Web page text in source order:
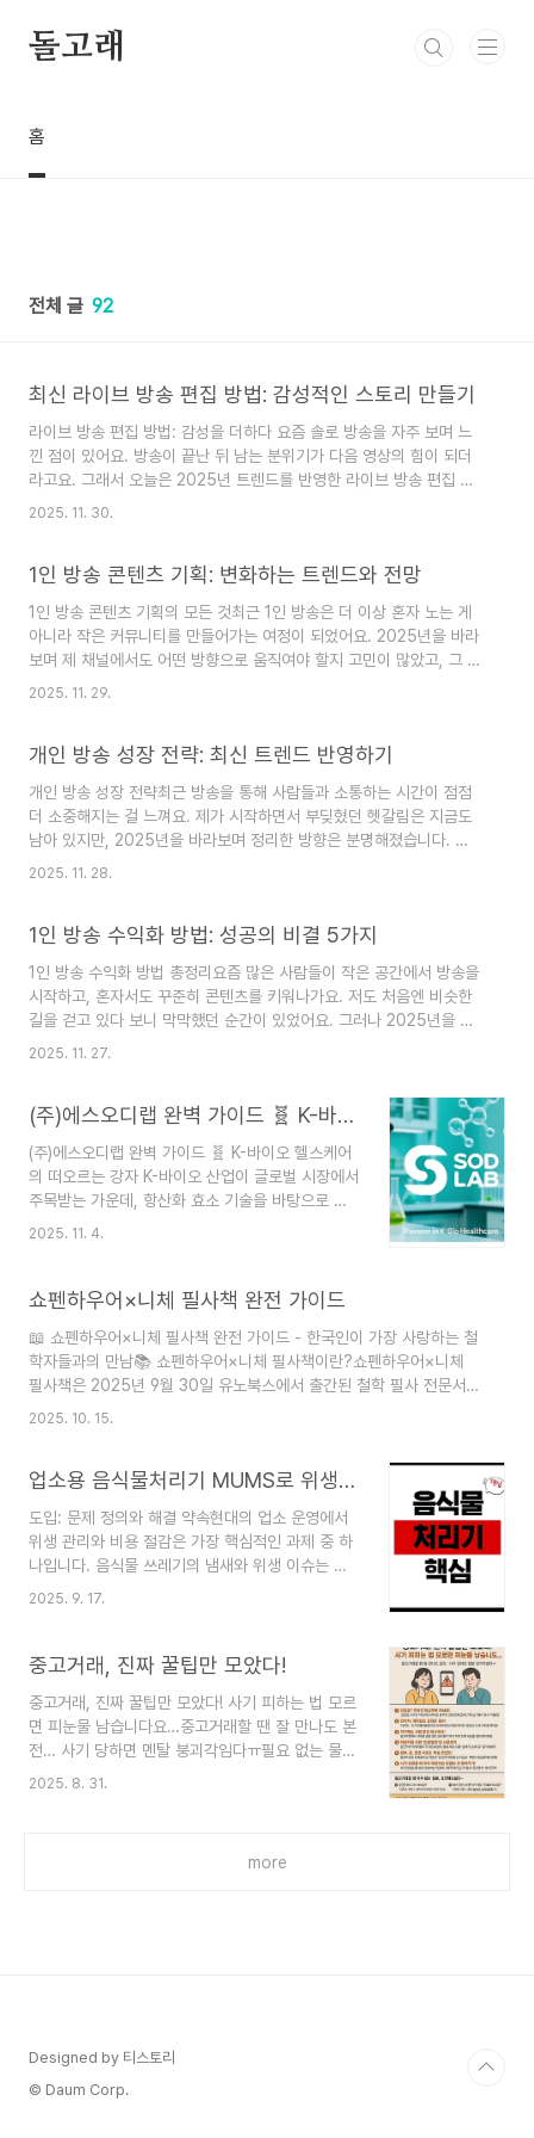
돌고래
홈
전체 글 92
최신 라이브 방송 편집 방법: 감성적인 스토리 만들기
라이브 방송 편집 방법: 감성을 더하다 요즘 솔로 방송을 자주 보며 느
낀 점이 있어요. 방송이 끝난 뒤 남는 분위기가 다음 영상의 힘이 되더
라고요. 그래서 오늘은 2025년 트렌드를 반영한 라이브 방송 편집 방
법을 친구에게 이야기하듯 편하게 풀어볼게요. 작은 편집 습관이 당신
은 금방 산만해질 수 있어요. 이럴 때 편집은 핵심 메시지와 분위기를
부분은 짧은 컷으로 연결하면 흐름이 매끄러워요. 또 음악의 리듬과 효
과음은 감정의 속도를 조절하는 중요한 요소라서, 너무 느리거나 빠르
게 흘러가지 않도록 균형을 맞..
2025. 11. 30.
1인 방송 콘텐츠 기획: 변화하는 트렌드와 전망
1인 방송 콘텐츠 기획의 모든 것최근 1인 방송은 더 이상 혼자 노는 게
아니라 작은 커뮤니티를 만들어가는 여정이 되었어요. 2025년을 바라
보며 제 채널에서도 어떤 방향으로 움직여야 할지 고민이 많았고, 그 과
정을 여러분과 따뜻하게 나누고 싶습니다. 현재 방송 소식은 물론,
분들, 특히 싱글이나 돌싱 분들에게도 실제 도움이 되길 바랍니다.현재
는 인터랙션의 방식이 조금 더 다채로워졌어요. 스트리밍 시간대가 다
양해지면서 시청자 분들과의 라이브 채팅 속도가 빨라졌고, 짧은 포맷
의 하이라이트 영상도 꾸..
2025. 11. 29.
개인 방송 성장 전략: 최신 트렌드 반영하기
개인 방송 성장 전략최근 방송을 통해 사람들과 소통하는 시간이 점점
더 소중해지는 걸 느껴요. 제가 시작하면서 부딪혔던 헷갈림은 지금도
남아 있지만, 2025년을 바라보며 정리한 방향은 분명해졌습니다. 이
글은 저와 비슷한 누구나 조금 더 쉽게, 따뜻하게 성장해 보는 이야기예
국 큰 흐름으로 이어진다는 믿음으로 함께 걸어가보죠.개인 방송의 현
널에 머물지 않고 여러 채널을 오가게 되더군요. 이 흐름 속에서 긴 방
송보다 짧은 클립과 라이브의 하이라이트를 연결해 주는 구조가 주목받
고 있어요. 예전의 “한 편..
2025. 11. 28.
1인 방송 수익화 방법: 성공의 비결 5가지
1인 방송 수익화 방법 총정리요즘 많은 사람들이 작은 공간에서 방송을
시작하고, 혼자서도 꾸준히 콘텐츠를 키워나가요. 저도 처음엔 비슷한
길을 걷고 있다 보니 막막했던 순간이 있었어요. 그러나 2025년을 달
려오면서 1인 방송 수익화 방법이 점점 구체적이고 실용적으로 다가온
고, 바로 적용할 수 있는 팁 위주로 정리했으니 천천히 따라 와 주세
요.1인 방송의 현황현재 플랫폼의 모습요즘은 영상 중심의 플랫폼이 다
양해졌어요. 유튜브, 트위치, 티빙 같은 스트리밍은 물론이고 짧은 영상
위주로 수익을 끌어오는 구조도 활발히 늘고 있습니다. 초기의 광고 의
존에서 벗어나, 멤버십,..
2025. 11. 27.
(주)에스오디랩 완벽 가이드 🧬 K-바이오 헬스케어의 떠오르는 강자
(주)에스오디랩 완벽 가이드 🧬 K-바이오 헬스케어
의 떠오르는 강자 K-바이오 산업이 글로벌 시장에서
주목받는 가운데, 항산화 효소 기술을 바탕으로 급
성장하고 있는 기업이 있습니다. 바로 **(주)에스오
모케어, 건강기능식품, 화장품 시장에서 빠르게 성
회사는 어떤 비밀을 가지고 있을까요? 지금부터 에
스오디랩의 모든 것을 상세히 알아보겠습니다.🏢
에스오디랩은 어떤 회사인가요?기업 개요**(주)에
스오디랩(SOD LAB)**은 2016년 2월 설립된 바
2025. 11. 4.
쇼펜하우어×니체 필사책 완전 가이드
📖 쇼펜하우어×니체 필사책 완전 가이드 - 한국인이 가장 사랑하는 철
학자들과의 만남📚 쇼펜하우어×니체 필사책이란?쇼펜하우어×니체
필사책은 2025년 9월 30일 유노북스에서 출간된 철학 필사 전문서
로, 《마흔에 읽는 쇼펜하우어》로 60만 독자의 마음을 사로잡은 강용수
상이 담긴 명문장 100편을 엄선하여 독자들이 직접 따라 쓰며 사유할
수 있도록 구성되었습니다.🎯 왜 쇼펜하우어와 니체인가?🌟 한국에서
가장 사랑받는 철학자들쇼펜하우어와 니체는 한국 독서 시장에서 가장
많이 읽히고 인용되는 철학자입니다. 그 이유는:현실적 고민 해결: 추상
적 이론이 아닌 삶의 실질적 문제..
2025. 10. 15.
업소용 음식물처리기 MUMS로 위생 관리와 비용 절감 실전 가이드
도입: 문제 정의와 해결 약속현대의 업소 운영에서
위생 관리와 비용 절감은 가장 핵심적인 과제 중 하
나입니다. 음식물 쓰레기의 냄새와 위생 이슈는 고
객 만족도에 직접적 영향을 주고, 처리 비용은 매출
요한 성능 비교, 설치 팁, 관리 요령을 하나의 실전
크리스트와 사례를 통해 초기 투자에서 운영까지의
흐름을 명확히 합니다.도입 문제 정의와 해결 약속
문제: 위생 관리 비용의 증가, 설치 난이도, 유지 관
리의 복잡성으로 인한 운영 부담해결 약속: MUMS
2025. 9. 17.
중고거래, 진짜 꿀팁만 모았다!
중고거래, 진짜 꿀팁만 모았다! 사기 피하는 법 모르
면 피눈물 남습니다요…중고거래할 땐 잘 만나도 본
전… 사기 당하면 멘탈 붕괴각임다ㅠ필요 없는 물건
팔고,싸게 득템하려고 시작한 중고거래…근데 요즘
진짜 겪어보신 분만 아는 그 찝찝함!그래서 준비했
2025. 8. 31.
more
Designed by 티스토리
© Daum Corp.